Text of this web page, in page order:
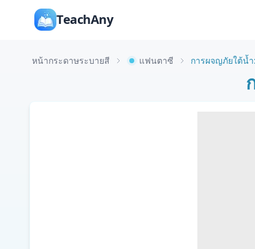
TeachAny
หน้ากระดาษระบายสี แฟนตาซี การผจญภัยใต้น้